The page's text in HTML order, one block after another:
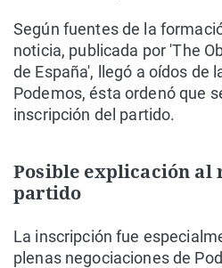
Según fuentes de la
noticia, publicada por 'The
de España', llegó a oídos de
Podemos, ésta ordenó que
inscripción del partido.
Posible explicación al
partido
La inscripción fue
plenas negociaciones de